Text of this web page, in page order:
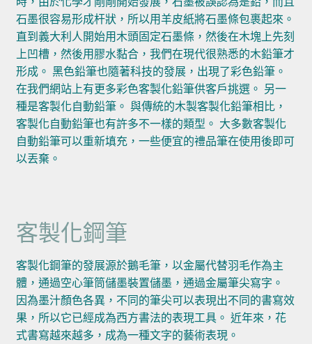
石墨很容易形成杆狀，所以用羊皮紙將石墨條包裹起來。
直到義大利人開始用木頭固定石墨條，然後在木塊上先刻
上凹槽，然後用膠水黏合，我們在現代很熟悉的木鉛筆才
形成。 黑色鉛筆也隨著科技的發展，出現了彩色鉛筆。
在我們網站上有更多彩色客製化鉛筆供客戶挑選。 另一
種是客製化自動鉛筆。 與傳統的木製客製化鉛筆相比，
客製化自動鉛筆也有許多不一樣的類型。 大多數客製化
自動鉛筆可以重新填充，一些便宜的禮品筆在使用後即可
以丟棄。
客製化鋼筆
客製化鋼筆的發展源於鵝毛筆，以金屬代替羽毛作為主
體，通過空心筆筒儲墨裝置儲墨，通過金屬筆尖寫字。
因為墨汁顏色各異，不同的筆尖可以表現出不同的書寫效
果，所以它已經成為西方書法的表現工具。 近年來，花
式書寫越來越多，成為一種文字的藝術表現。